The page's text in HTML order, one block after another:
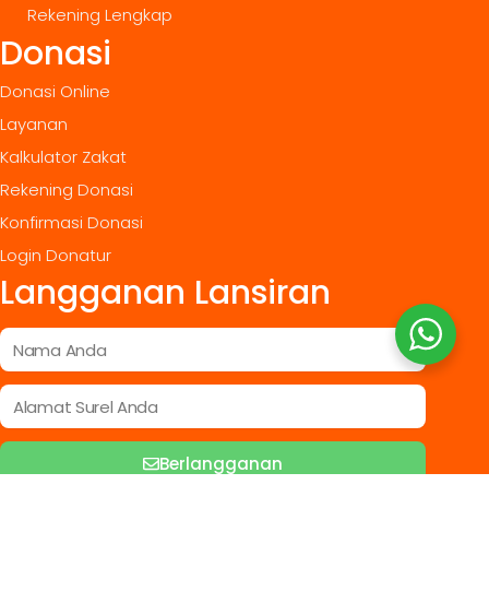
Rekening Lengkap
Donasi
Donasi Online
Layanan
Kalkulator Zakat
Rekening Donasi
Konfirmasi Donasi
Login Donatur
Langganan Lansiran
Berlangganan